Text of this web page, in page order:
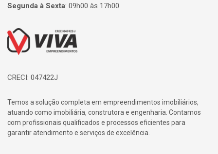
Segunda à Sexta: 09h00 às 17h00
Página inicial
CRECI: 047422J
Temos a solução completa em empreendimentos imobiliários,
atuando como imobiliária, construtora e engenharia. Contamos
com profissionais qualificados e processos eficientes para
garantir atendimento e serviços de excelência.